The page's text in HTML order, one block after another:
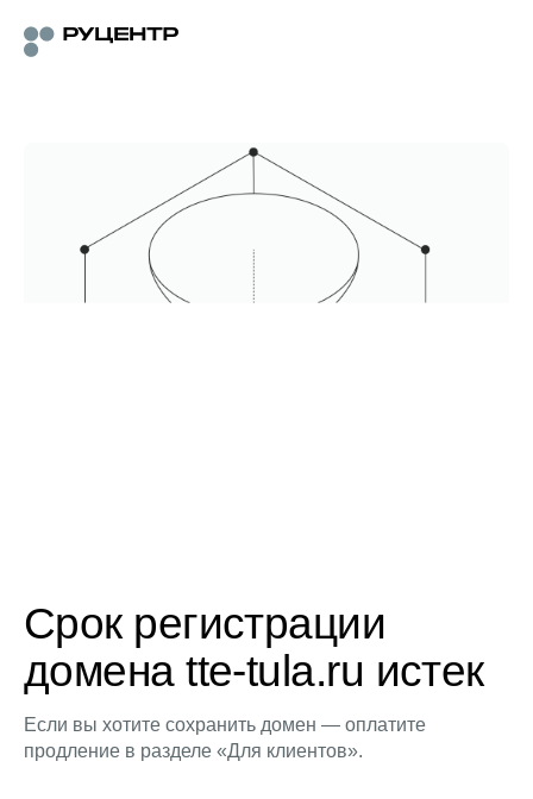
Срок регистрации
домена tte-tula.ru истек
Если вы хотите сохранить домен — оплатите
продление в разделе «Для клиентов».